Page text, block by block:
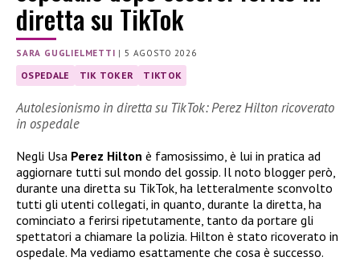
diretta su TikTok
SARA GUGLIELMETTI |5 AGOSTO 2026
OSPEDALE TIK TOKER TIKTOK
Autolesionismo in diretta su TikTok: Perez Hilton ricoverato
in ospedale
Negli Usa Perez Hilton è famosissimo, è lui in pratica ad
aggiornare tutti sul mondo del gossip. Il noto blogger però,
durante una diretta su TikTok, ha letteralmente sconvolto
tutti gli utenti collegati, in quanto, durante la diretta, ha
cominciato a ferirsi ripetutamente, tanto da portare gli
spettatori a chiamare la polizia. Hilton è stato ricoverato in
ospedale. Ma vediamo esattamente che cosa è successo.